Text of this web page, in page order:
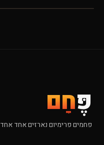
פֶּחָם
פחמים פרימיום נארזים אחד אחד